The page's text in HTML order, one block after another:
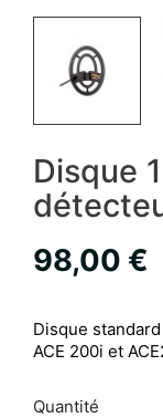
Disque
98,00 €
Disque
ACE 200i et
Quantité